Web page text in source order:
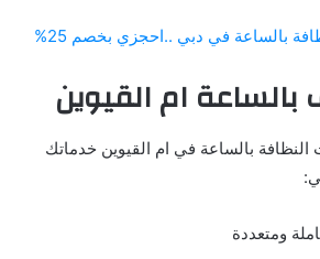
بالساعة في دبي ..احجزي بخصم 25%
ام القيوين
بالساعة في ام القيوين خدماتك
ومتعددة